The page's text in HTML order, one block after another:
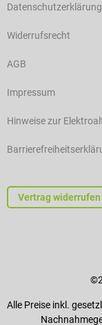
Datenschutzerklärung
Widerrufsrecht
AGB
Impressum
Hinweise zur
Vertrag widerrufen
Alle Preise inkl.